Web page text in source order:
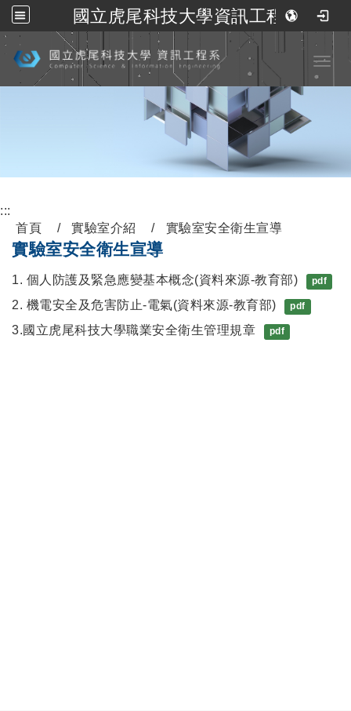
國立虎尾科技大學資訊工程系
跳到主要內容
:::
首頁
實驗室介紹 實驗室安全衛生宣導
實驗室安全衛生宣導
1. 個人防護及緊急應變基本概念(資料來源-教育部) pdf
2. 機電安全及危害防止-電氣(資料來源-教育部) pdf
3.國立虎尾科技大學職業安全衛生管理規章 pdf